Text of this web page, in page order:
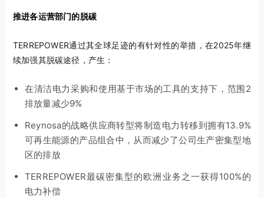
推进各运营部门的脱碳
TERREPOWER通过其全球足迹的有针对性的举措，在2025年继
续加强其脱碳途径，产生：
在清洁电力采购和使用基于市场的工具的支持下，范围2
排放量减少9%
Reynosa的战略供应商转型将制造电力转移到拥有13.9%
可再生能源的产品组合中，从而减少了公司生产密集型地
区的排放
TERREPOWER最碳密集型的欧洲业务之一获得100%的
电力补偿